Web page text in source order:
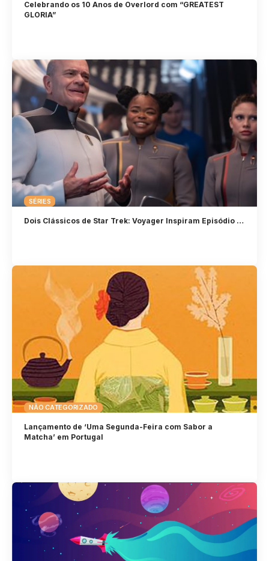
Celebrando os 10 Anos de Overlord com “GREATEST
GLORIA”
SÉRIES
Dois Clássicos de Star Trek: Voyager Inspiram Episódio …
NÃO CATEGORIZADO
Lançamento de ‘Uma Segunda-Feira com Sabor a
Matcha’ em Portugal